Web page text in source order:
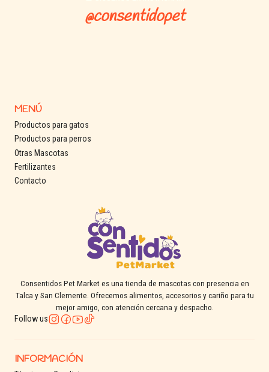
@consentidopet
MENÚ
Productos para gatos
Productos para perros
Otras Mascotas
Fertilizantes
Contacto
Consentidos Pet Market es una tienda de mascotas con presencia en
Talca y San Clemente. Ofrecemos alimentos, accesorios y cariño para tu
mejor amigo, con atención cercana y despacho.
Follow us
INFORMACIÓN